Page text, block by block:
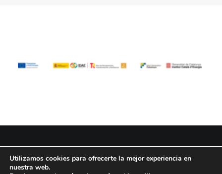
© 2026 Rubi Social. Todos los derechos reservados
Utilizamos cookies para ofrecerte la mejor experiencia en
nuestra web.